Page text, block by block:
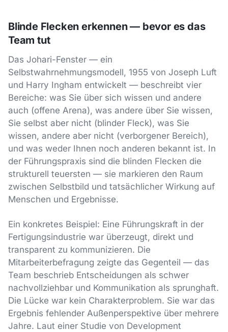
Blinde Flecken erkennen — bevor es das
Team tut
Das Johari-Fenster — ein
Selbstwahrnehmungsmodell, 1955 von Joseph Luft
und Harry Ingham entwickelt — beschreibt vier
Bereiche: was Sie über sich wissen und andere
auch (offene Arena), was andere über Sie wissen,
Sie selbst aber nicht (blinder Fleck), was Sie
wissen, andere aber nicht (verborgener Bereich),
und was weder Ihnen noch anderen bekannt ist. In
der Führungspraxis sind die blinden Flecken die
strukturell teuersten — sie markieren den Raum
zwischen Selbstbild und tatsächlicher Wirkung auf
Menschen und Ergebnisse.
Ein konkretes Beispiel: Eine Führungskraft in der
Fertigungsindustrie war überzeugt, direkt und
transparent zu kommunizieren. Die
Mitarbeiterbefragung zeigte das Gegenteil — das
Team beschrieb Entscheidungen als schwer
nachvollziehbar und Kommunikation als sprunghaft.
Die Lücke war kein Charakterproblem. Sie war das
Ergebnis fehlender Außenperspektive über mehrere
Jahre. Laut einer Studie von Development